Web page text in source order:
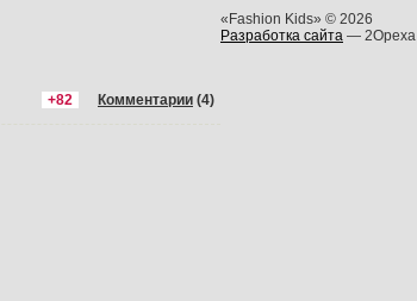
+82 Комментарии (4)
«Fashion Kids» © 2026
Разработка сайта — 2Opexa